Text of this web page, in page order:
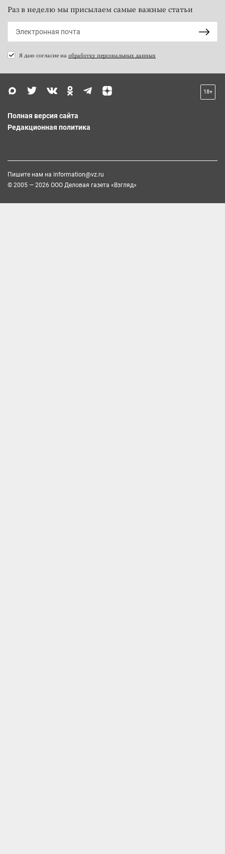
Раз в неделю мы присылаем самые важные статьи
Я даю согласие на обработку персональных данных
18+
Полная версия сайта
Редакционная политика
Пишите нам на information@vz.ru
© 2005 — 2026 ООО Деловая газета «Взгляд»